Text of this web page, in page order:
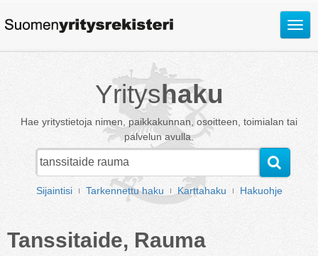
Avaa
Yrityshaku
Hae yritystietoja nimen, paikkakunnan, osoitteen, toimialan tai
palvelun avulla.
Sijaintisi Tarkennettu haku Karttahaku Hakuohje
Tanssitaide, Rauma